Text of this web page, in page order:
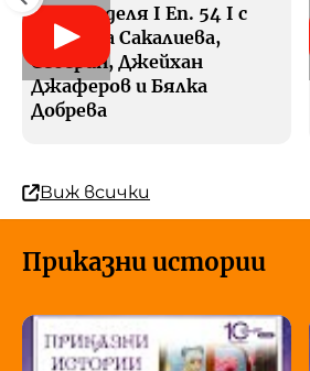
Ева в неделя I Еп. 54 I с
Габриела Сакалиева,
Северин, Джейхан
Джаферов и Бялка
Добрева
Виж всички
Приказни истории